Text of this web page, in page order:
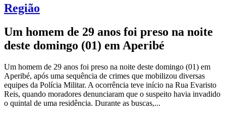
Região
Um homem de 29 anos foi preso na noite
deste domingo (01) em Aperibé
Um homem de 29 anos foi preso na noite deste domingo (01) em
Aperibé, após uma sequência de crimes que mobilizou diversas
equipes da Polícia Militar. A ocorrência teve início na Rua Evaristo
Reis, quando moradores denunciaram que o suspeito havia invadido
o quintal de uma residência. Durante as buscas,...